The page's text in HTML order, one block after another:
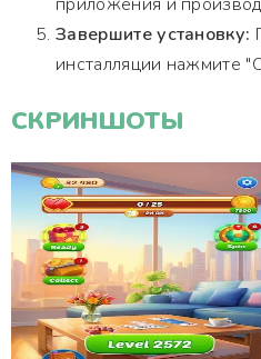
Завершите установку:
инсталляции нажмите
СКРИНШОТЫ